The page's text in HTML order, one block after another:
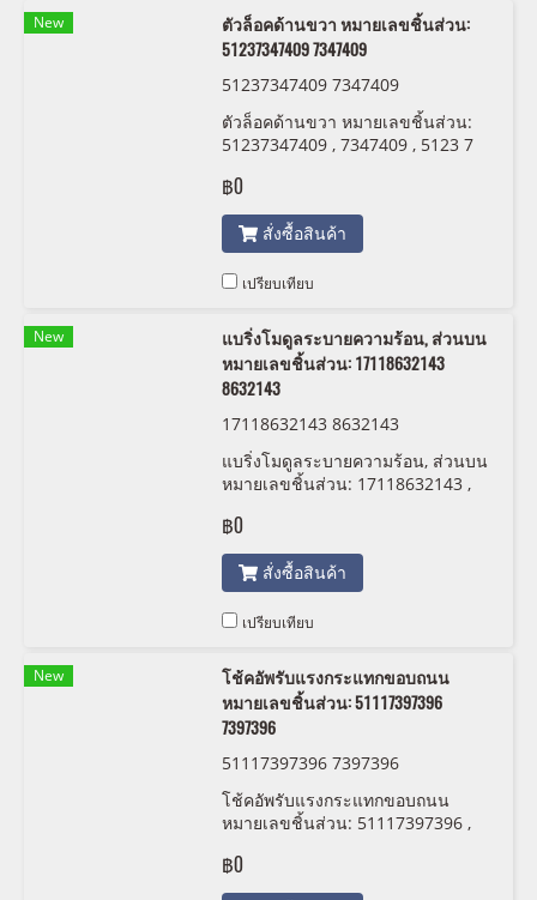
New
ตัวล็อคด้านขวา หมายเลขชิ้นส่วน:
51237347409 7347409
51237347409 7347409
ตัวล็อคด้านขวา หมายเลขชิ้นส่วน:
51237347409 , 7347409 , 5123 7
฿0
สั่งซื้อสินค้า
เปรียบเทียบ
New
แบริ่งโมดูลระบายความร้อน, ส่วนบน
หมายเลขชิ้นส่วน: 17118632143
8632143
17118632143 8632143
แบริ่งโมดูลระบายความร้อน, ส่วนบน
หมายเลขชิ้นส่วน: 17118632143 ,
฿0
สั่งซื้อสินค้า
เปรียบเทียบ
New
โช้คอัพรับแรงกระแทกขอบถนน
หมายเลขชิ้นส่วน: 51117397396
7397396
51117397396 7397396
โช้คอัพรับแรงกระแทกขอบถนน
หมายเลขชิ้นส่วน: 51117397396 ,
฿0